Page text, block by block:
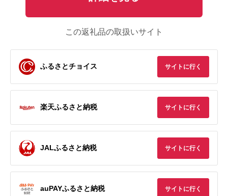
この返礼品の取扱いサイト
ふるさとチョイス サイトに行く
楽天ふるさと納税 サイトに行く
JALふるさと納税 サイトに行く
auPAYふるさと納税 サイトに行く